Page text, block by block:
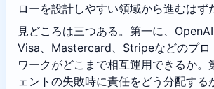
ローを設計しやすい領域から進むはず
見どころは三つある。第一に、OpenAI
Visa、Mastercard、Stripeなどのプロ
ワークがどこまで相互運用できるか。
ェントの失敗時に責任をどう分配する